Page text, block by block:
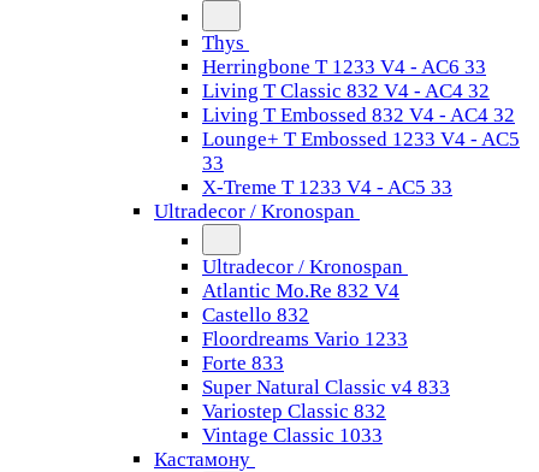
Thys
Herringbone T 1233 V4 - AC6 33
Living T Classic 832 V4 - AC4 32
Living T Embossed 832 V4 - AC4 32
Lounge+ T Embossed 1233 V4 - AC5
33
X-Treme T 1233 V4 - AC5 33
Ultradecor / Kronospan
Ultradecor / Kronospan
Atlantic Mo.Re 832 V4
Castello 832
Floordreams Vario 1233
Forte 833
Super Natural Classic v4 833
Variostep Classic 832
Vintage Classic 1033
Кастамону